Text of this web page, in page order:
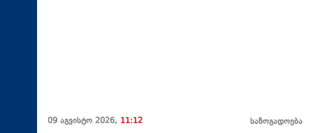
09 აგვისტო 2026, 11:12 საზოგადოება